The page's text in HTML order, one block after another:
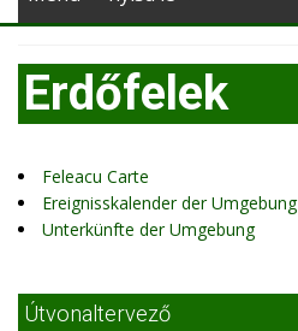
Romana
Erdőfelek
Feleacu Carte
Ereignisskalender der Umgebung
Unterkünfte der Umgebung
Útvonaltervező